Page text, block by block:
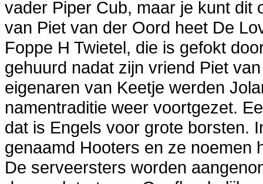
vader Piper Cub, maar je kunt dit
van Piet van der Oord heet De
Foppe H Twietel, die is gefokt
gehuurd nadat zijn vriend Piet
eigenaren van Keetje werden
namentraditie weer voortgezet.
dat is Engels voor grote borsten.
genaamd Hooters en ze noemen
De serveersters worden